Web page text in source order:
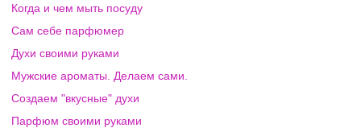
Когда и чем мыть посуду
Сам себе парфюмер
Духи своими руками
Мужские ароматы. Делаем сами.
Создаем "вкусные" духи
Парфюм своими руками